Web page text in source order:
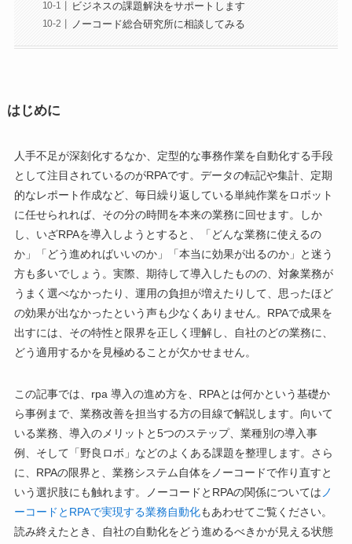
ビジネスの課題解決をサポートします
ノーコード総合研究所に相談してみる
はじめに
人手不足が深刻化するなか、定型的な事務作業を自動化する手段
として注目されているのがRPAです。データの転記や集計、定期
的なレポート作成など、毎日繰り返している単純作業をロボット
に任せられれば、その分の時間を本来の業務に回せます。しか
し、いざRPAを導入しようとすると、「どんな業務に使えるの
か」「どう進めればいいのか」「本当に効果が出るのか」と迷う
方も多いでしょう。実際、期待して導入したものの、対象業務が
うまく選べなかったり、運用の負担が増えたりして、思ったほど
の効果が出なかったという声も少なくありません。RPAで成果を
出すには、その特性と限界を正しく理解し、自社のどの業務に、
どう適用するかを見極めることが欠かせません。
この記事では、rpa 導入の進め方を、RPAとは何かという基礎か
ら事例まで、業務改善を担当する方の目線で解説します。向いて
いる業務、導入のメリットと5つのステップ、業種別の導入事
例、そして「野良ロボ」などのよくある課題を整理します。さら
に、RPAの限界と、業務システム自体をノーコードで作り直すと
いう選択肢にも触れます。ノーコードとRPAの関係については ノ
ーコードとRPAで実現する業務自動化もあわせてご覧ください。
読み終えたとき、自社の自動化をどう進めるべきかが見える状態